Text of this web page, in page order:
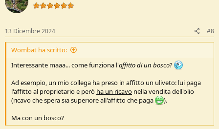
13 Dicembre 2024 #8
Wombat ha scritto:
Interessante maaa... come funziona l'affitto di un bosco?
Ad esempio, un mio collega ha preso in affitto un uliveto: lui paga
l'affitto al proprietario e però ha un ricavo nella vendita dell'olio
(ricavo che spera sia superiore all'affitto che paga
).
Ma con un bosco?